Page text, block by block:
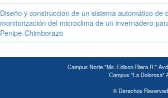
Diseño y construcción de un sistema automático de
monitorización del microclima de un invernadero
Penipe-Chimborazo
Campus Norte "Ms. Edison Riera R."
Campus "La Dolorosa"
© Derechos